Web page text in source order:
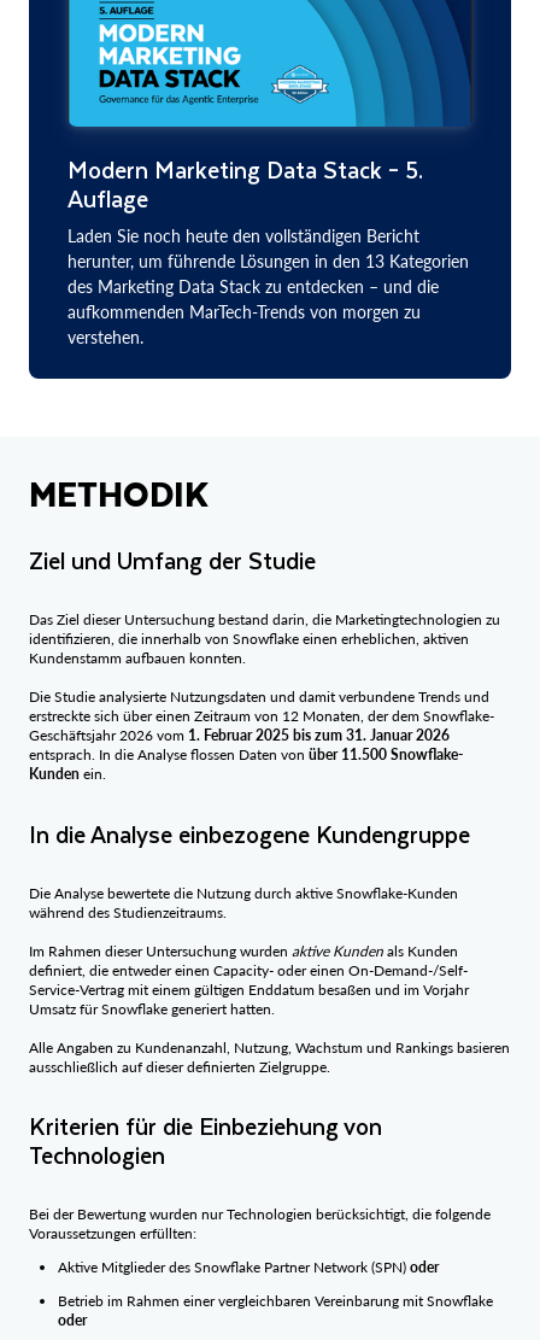
Modern Marketing Data Stack – 5.
Auflage
Laden Sie noch heute den vollständigen Bericht
herunter, um führende Lösungen in den 13 Kategorien
des Marketing Data Stack zu entdecken – und die
aufkommenden MarTech-Trends von morgen zu
verstehen.
METHODIK
Ziel und Umfang der Studie
Das Ziel dieser Untersuchung bestand darin, die Marketingtechnologien zu
identifizieren, die innerhalb von Snowflake einen erheblichen, aktiven
Kundenstamm aufbauen konnten.
Die Studie analysierte Nutzungsdaten und damit verbundene Trends und
erstreckte sich über einen Zeitraum von 12 Monaten, der dem Snowflake-
Geschäftsjahr 2026 vom 1. Februar 2025 bis zum 31. Januar 2026
entsprach. In die Analyse flossen Daten von über 11.500 Snowflake-
Kunden ein.
In die Analyse einbezogene Kundengruppe
Die Analyse bewertete die Nutzung durch aktive Snowflake-Kunden
während des Studienzeitraums.
Im Rahmen dieser Untersuchung wurden aktive Kunden als Kunden
definiert, die entweder einen Capacity- oder einen On-Demand-/Self-
Service-Vertrag mit einem gültigen Enddatum besaßen und im Vorjahr
Umsatz für Snowflake generiert hatten.
Alle Angaben zu Kundenanzahl, Nutzung, Wachstum und Rankings basieren
ausschließlich auf dieser definierten Zielgruppe.
Kriterien für die Einbeziehung von
Technologien
Bei der Bewertung wurden nur Technologien berücksichtigt, die folgende
Voraussetzungen erfüllten:
Aktive Mitglieder des Snowflake Partner Network (SPN) oder
Betrieb im Rahmen einer vergleichbaren Vereinbarung mit Snowflake
oder